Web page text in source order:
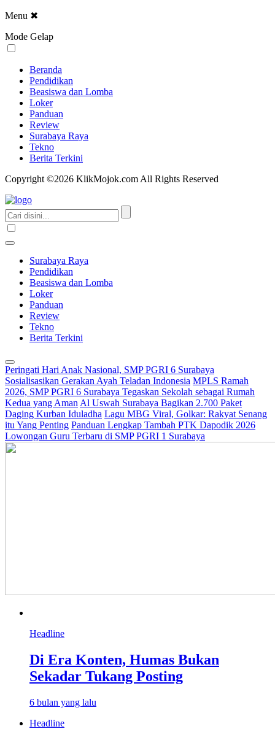
Menu ✖
Mode Gelap
Beranda
Pendidikan
Beasiswa dan Lomba
Loker
Panduan
Review
Surabaya Raya
Tekno
Berita Terkini
Copyright ©2026 KlikMojok.com All Rights Reserved
Surabaya Raya
Pendidikan
Beasiswa dan Lomba
Loker
Panduan
Review
Tekno
Berita Terkini
Peringati Hari Anak Nasional, SMP PGRI 6 Surabaya
Sosialisasikan Gerakan Ayah Teladan Indonesia MPLS Ramah
2026, SMP PGRI 6 Surabaya Tegaskan Sekolah sebagai Rumah
Kedua yang Aman Al Uswah Surabaya Bagikan 2.700 Paket
Daging Kurban Iduladha Lagu MBG Viral, Golkar: Rakyat Senang
itu Yang Penting Panduan Lengkap Tambah PTK Dapodik 2026
Lowongan Guru Terbaru di SMP PGRI 1 Surabaya
Headline
Di Era Konten, Humas Bukan
Sekadar Tukang Posting
6 bulan yang lalu
Headline